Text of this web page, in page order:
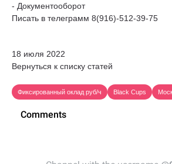
- Документооборот
Писать в телеграмм 8(916)-512-39-75
18 июля 2022
Вернуться к списку статей
Фиксированный оклад руб/ч Black Cups